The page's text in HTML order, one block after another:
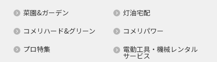
菜園&ガーデン
灯油宅配
コメリハード&グリーン
コメリパワー
プロ特集
電動工具・機械レンタル
サービス